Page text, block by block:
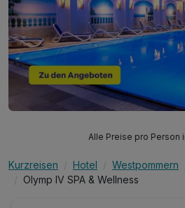
Alle Preise pro Person
Kurzreisen Hotel Westpommern
Olymp IV SPA & Wellness